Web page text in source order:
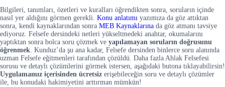
Bilgileri, tanımları, özetleri ve kuralları öğrendikten sonra, soruların içinde
nasıl yer aldığını görmen gerekli. Konu anlatımı yazımıza da göz attıktan
sonra, kendi kaynaklarından sonra MEB Kaynaklarına da göz atmanı tavsiye
ediyoruz. Felsefe dersindeki netleri yükseltmedeki anahtar, okumalarını
yaptıktan sonra bolca soru çözmek ve yapılamayan soruların doğrusunu
öğrenmek. Kunduz’da şu ana kadar, Felsefe dersinden binlerce soru alanında
uzman Felsefe eğitmenleri tarafından çözüldü. Daha fazla Ahlak Felsefesi
sorusu ve detaylı çözümlerini görmek istersen, aşağıdaki butona tıklayabilirsin!
Uygulamamız içerisinden ücretsiz erişebileceğin soru ve detaylı çözümler
ile, bu konudaki hakimiyetini arttırman mümkün!